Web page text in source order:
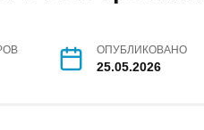
ОПУБЛИКОВАНО
25.05.2026